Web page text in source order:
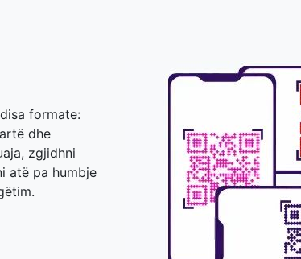
formate:
dhe
zgjidhni
atë pa humbje